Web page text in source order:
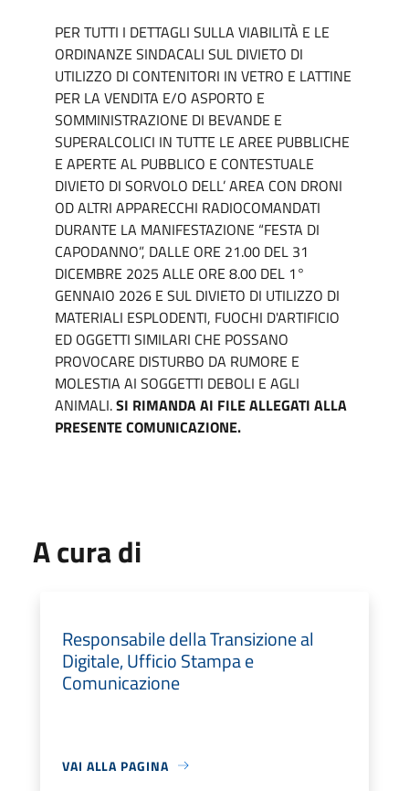
PER TUTTI I DETTAGLI SULLA VIABILITÀ E LE
ORDINANZE SINDACALI SUL DIVIETO DI
UTILIZZO DI CONTENITORI IN VETRO E LATTINE
PER LA VENDITA E/O ASPORTO E
SOMMINISTRAZIONE DI BEVANDE E
SUPERALCOLICI IN TUTTE LE AREE PUBBLICHE
E APERTE AL PUBBLICO E CONTESTUALE
DIVIETO DI SORVOLO DELL’ AREA CON DRONI
OD ALTRI APPARECCHI RADIOCOMANDATI
DURANTE LA MANIFESTAZIONE “FESTA DI
CAPODANNO”, DALLE ORE 21.00 DEL 31
DICEMBRE 2025 ALLE ORE 8.00 DEL 1°
GENNAIO 2026 E SUL DIVIETO DI UTILIZZO DI
MATERIALI ESPLODENTI, FUOCHI D'ARTIFICIO
ED OGGETTI SIMILARI CHE POSSANO
PROVOCARE DISTURBO DA RUMORE E
MOLESTIA AI SOGGETTI DEBOLI E AGLI
ANIMALI.SI RIMANDA AI FILE ALLEGATI ALLA
PRESENTE COMUNICAZIONE.
A cura di
Responsabile della Transizione al
Digitale, Ufficio Stampa e
Comunicazione
VAI ALLA PAGINA